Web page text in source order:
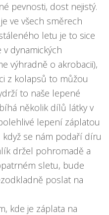
pevnosti, dost nejistý.
ve všech směrech
letu je to sice
dynamických
výhradně o akrobacii),
z kolapsů to můžou
to naše lepené
několik dílů látky v
lepení záplatou
se nám podaří díru
držel pohromadě a
sletu, bude
poslat na
kde je záplata na